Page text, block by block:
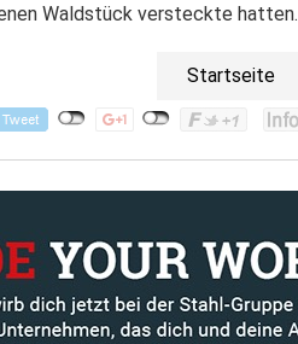
Waldstück versteckte hatten.
Startseite